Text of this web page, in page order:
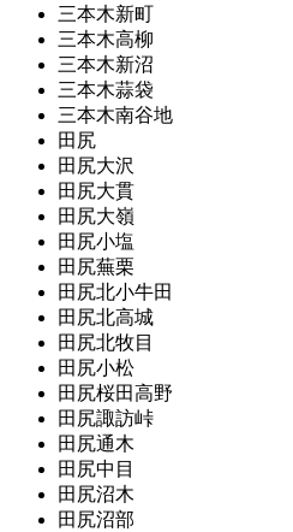
三本木新町
三本木高柳
三本木新沼
三本木蒜袋
三本木南谷地
田尻
田尻大沢
田尻大貫
田尻大嶺
田尻小塩
田尻蕪栗
田尻北小牛田
田尻北高城
田尻北牧目
田尻小松
田尻桜田高野
田尻諏訪峠
田尻通木
田尻中目
田尻沼木
田尻沼部